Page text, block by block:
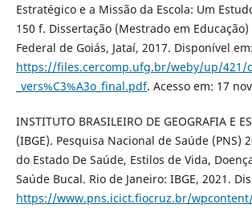
Estratégico e a Missão da Escola: Um
150 f. Dissertação (Mestrado em
Federal de Goiás, Jataí, 2017. Disponível em:
https://files.cercomp.ufg.br/weby/up/421/o/
_vers%C3%A3o_final.pdf. Acesso em: 17
INSTITUTO BRASILEIRO DE GEOGRAFIA E
(IBGE). Pesquisa Nacional de Saúde (PNS)
do Estado De Saúde, Estilos de Vida,
Saúde Bucal. Rio de Janeiro: IBGE, 2021.
https://www.pns.icict.fiocruz.br/